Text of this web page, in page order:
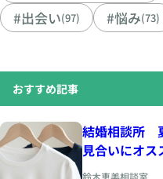
#出会い(97) #悩み(73)
おすすめ記事
結婚相談所
見合いにオス
鈴木恵美相談室